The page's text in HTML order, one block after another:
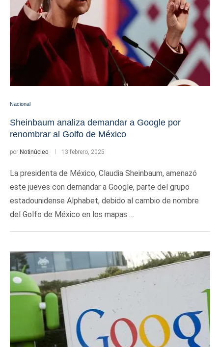
Nacional
Sheinbaum analiza demandar a Google por
renombrar al Golfo de México
por Notinúcleo 13 febrero, 2025
La presidenta de México, Claudia Sheinbaum, amenazó
este jueves con demandar a Google, parte del grupo
estadounidense Alphabet, debido al cambio de nombre
del Golfo de México en los mapas …